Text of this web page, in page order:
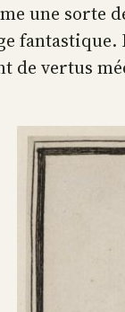
une
de vertus